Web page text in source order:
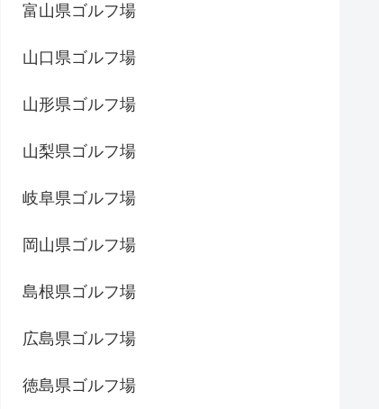
富山県ゴルフ場
山口県ゴルフ場
山形県ゴルフ場
山梨県ゴルフ場
岐阜県ゴルフ場
岡山県ゴルフ場
島根県ゴルフ場
広島県ゴルフ場
徳島県ゴルフ場